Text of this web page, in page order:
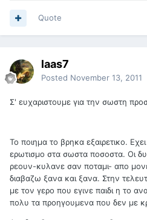
Quote
laas7
Posted November 13, 2011
Σ' ευχαριστουμε για την σωστη
Το ποιημα το βρηκα εξαιρετικο.
ερωτισμο στα σωστα ποσοστα. Οι
ρεουν-κυλανε σαν ποταμι- απο
διαβαζω ξανα και ξανα. Στην
με τον γερο που εγινε παιδι η το
πολυ τα προηγουμενα που δεν με